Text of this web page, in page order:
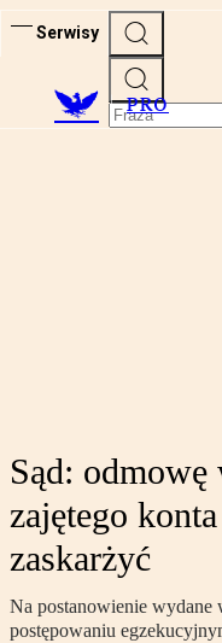
Serwisy
PRO
Sąd:
zajętego
zaskarżyć
Na postanowienie wydane
postępowaniu